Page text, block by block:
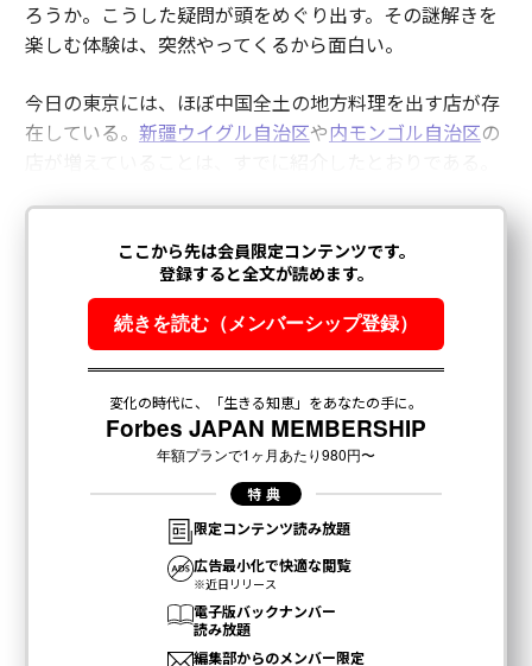
ろうか。こうした疑問が頭をめぐり出す。その謎解きを
楽しむ体験は、突然やってくるから面白い。
今日の東京には、ほぼ中国全土の地方料理を出す店が存
在している。 新疆ウイグル自治区や内モンゴル自治区の